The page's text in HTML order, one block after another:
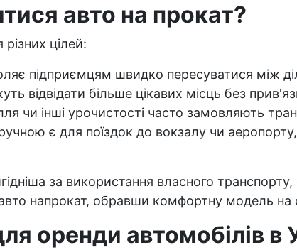
авто на прокат?
цілей:
підприємцям швидко пересуватися між
відвідати більше цікавих місць без
чи інші урочистості часто замовляють
є для поїздок до вокзалу чи
за використання власного
напрокат, обравши комфортну модель на
оренди автомобілів в